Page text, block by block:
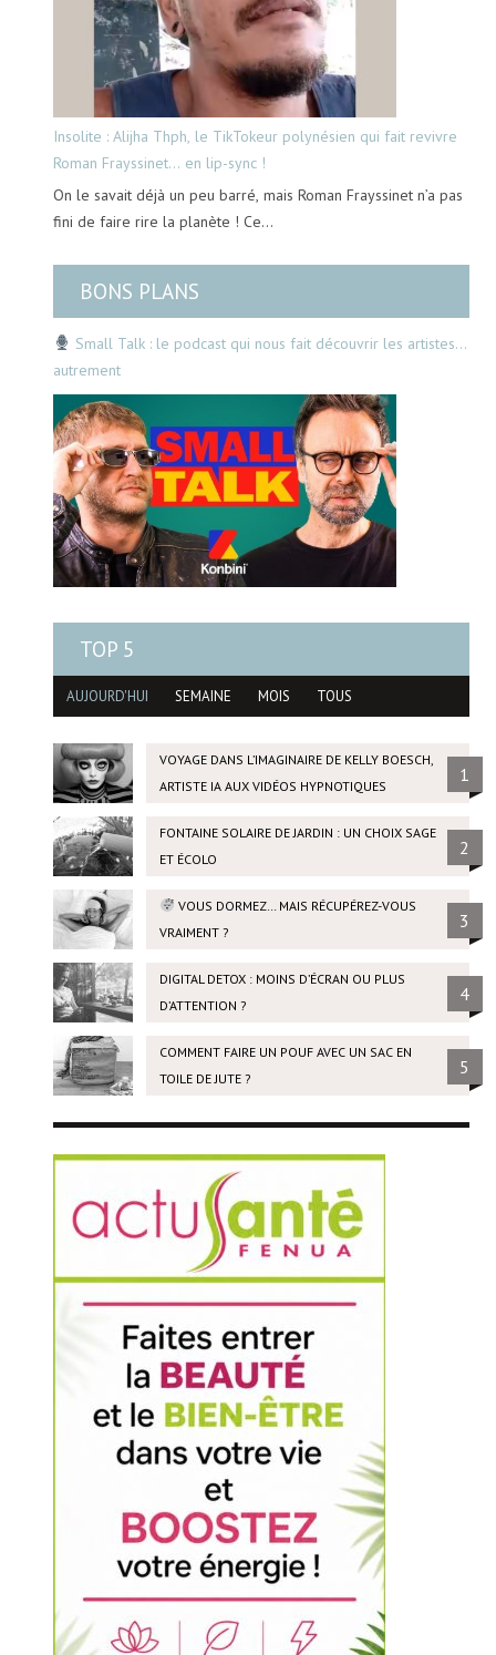
Insolite : Alijha Thph, le TikTokeur polynésien qui fait revivre
Roman Frayssinet… en lip-sync !
On le savait déjà un peu barré, mais Roman Frayssinet n’a pas
fini de faire rire la planète ! Ce…
BONS PLANS
Small Talk : le podcast qui nous fait découvrir les artistes…
autrement
TOP 5
AUJOURD'HUI SEMAINE MOIS TOUS
VOYAGE DANS L’IMAGINAIRE DE KELLY BOESCH,
ARTISTE IA AUX VIDÉOS HYPNOTIQUES
1
FONTAINE SOLAIRE DE JARDIN : UN CHOIX SAGE
ET ÉCOLO
2
VOUS DORMEZ… MAIS RÉCUPÉREZ-VOUS
VRAIMENT ?
3
DIGITAL DETOX : MOINS D’ÉCRAN OU PLUS
D’ATTENTION ?
4
COMMENT FAIRE UN POUF AVEC UN SAC EN
TOILE DE JUTE ?
5